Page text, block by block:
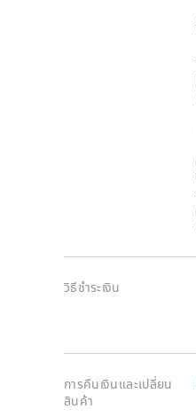
วิธีชำระเงิน
การคืนเงินและเปลี่ยน
สินค้า